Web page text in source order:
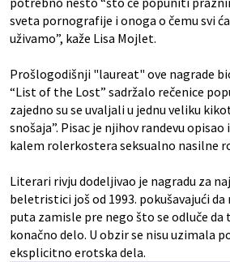
sveta pornografije i onoga o čemu svi
uživamo”, kaže Lisa Mojlet.
Prošlogodišnji "laureat" ove nagrade
“List of the Lost” sadržalo rečenice
zajedno su se uvaljali u jednu veliku
snošaja”. Pisac je njihov randevu opisao
kalem rolerkostera seksualno nasilne
Literari rivju dodeljivao je nagradu za
beletristici još od 1993. pokušavajući da
puta zamisle pre nego što se odluče da
konačno delo. U obzir se nisu uzimala
eksplicitno erotska dela.